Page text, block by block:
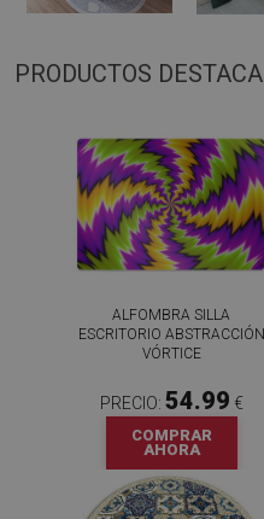
PRODUCTOS
ALFOMBRA SILLA
ESCRITORIO ABSTRACCIÓN
VÓRTICE
PRECIO: 54.99 €
COMPRAR
AHORA